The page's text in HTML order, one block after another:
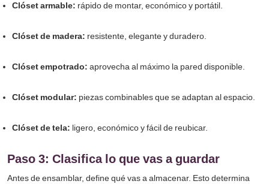
Clóset armable: rápido de montar, económico y portátil.
Clóset de madera: resistente, elegante y duradero.
Clóset empotrado: aprovecha al máximo la pared disponible.
Clóset modular: piezas combinables que se adaptan al espacio.
Clóset de tela: ligero, económico y fácil de reubicar.
Paso 3: Clasifica lo que vas a guardar
Antes de ensamblar, define qué vas a almacenar. Esto determina